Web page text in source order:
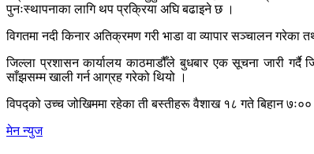
पुनःस्थापनाका लागि थप प्रक्रिया अघि बढाइने छ ।
विगतमा नदी किनार अतिक्रमण गरी भाडा वा व्यापार सञ्चालन गरेका
जिल्ला प्रशासन कार्यालय काठमाडौँले बुधबार एक सूचना जारी गर्दै
साँझसम्म खाली गर्न आग्रह गरेको थियो ।
विपद्को उच्च जोखिममा रहेका ती बस्तीहरू वैशाख १८ गते बिहान
मेन न्युज